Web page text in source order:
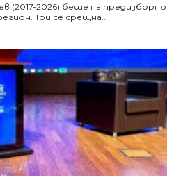
(2017-2026) беше на предизборно
Той се срещна...